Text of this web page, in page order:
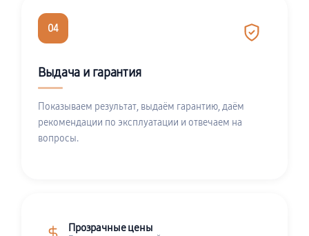
04
Выдача и гарантия
Показываем результат, выдаём гарантию, даём
рекомендации по эксплуатации и отвечаем на
вопросы.
Прозрачные цены